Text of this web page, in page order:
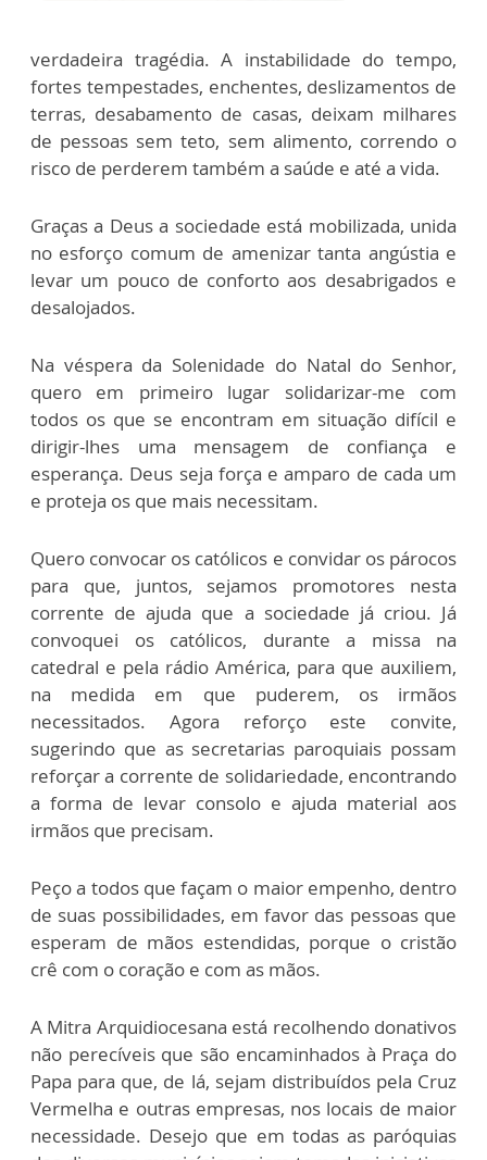
verdadeira tragédia. A instabilidade do tempo,
fortes tempestades, enchentes, deslizamentos de
terras, desabamento de casas, deixam milhares
de pessoas sem teto, sem alimento, correndo o
risco de perderem também a saúde e até a vida.
Graças a Deus a sociedade está mobilizada, unida
no esforço comum de amenizar tanta angústia e
levar um pouco de conforto aos desabrigados e
desalojados.
Na véspera da Solenidade do Natal do Senhor,
quero em primeiro lugar solidarizar-me com
todos os que se encontram em situação difícil e
dirigir-lhes uma mensagem de confiança e
esperança. Deus seja força e amparo de cada um
e proteja os que mais necessitam.
Quero convocar os católicos e convidar os párocos
para que, juntos, sejamos promotores nesta
corrente de ajuda que a sociedade já criou. Já
convoquei os católicos, durante a missa na
catedral e pela rádio América, para que auxiliem,
na medida em que puderem, os irmãos
necessitados. Agora reforço este convite,
sugerindo que as secretarias paroquiais possam
reforçar a corrente de solidariedade, encontrando
a forma de levar consolo e ajuda material aos
irmãos que precisam.
Peço a todos que façam o maior empenho, dentro
de suas possibilidades, em favor das pessoas que
esperam de mãos estendidas, porque o cristão
crê com o coração e com as mãos.
A Mitra Arquidiocesana está recolhendo donativos
não perecíveis que são encaminhados à Praça do
Papa para que, de lá, sejam distribuídos pela Cruz
Vermelha e outras empresas, nos locais de maior
necessidade. Desejo que em todas as paróquias